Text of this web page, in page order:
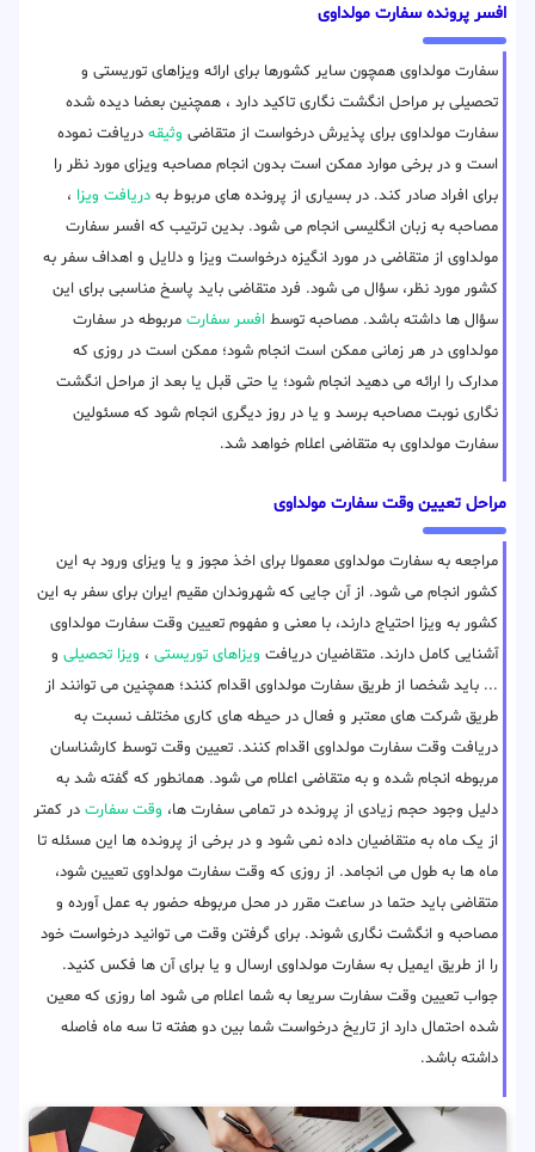
افسر پرونده سفارت مولداوی
سفارت مولداوی همچون سایر کشورها برای ارائه ویزاهای توریستی و
تحصیلی بر مراحل انگشت نگاری تاکید دارد ، همچنین بعضا دیده شده
سفارت مولداوی برای پذیرش درخواست از متقاضی وثیقه دریافت نموده
است و در برخی موارد ممکن است بدون انجام مصاحبه ویزای مورد نظر را
برای افراد صادر کند. در بسیاری از پرونده های مربوط به دریافت ویزا ،
مصاحبه به زبان انگلیسی انجام می شود. بدین ترتیب که افسر سفارت
مولداوی از متقاضی در مورد انگیزه درخواست ویزا و دلایل و اهداف سفر به
کشور مورد نظر، سؤال می شود. فرد متقاضی باید پاسخ مناسبی برای این
سؤال ها داشته باشد. مصاحبه توسط افسر سفارت مربوطه در سفارت
مولداوی در هر زمانی ممکن است انجام شود؛ ممکن است در روزی که
مدارک را ارائه می دهید انجام شود؛ یا حتی قبل یا بعد از مراحل انگشت
نگاری نوبت مصاحبه برسد و یا در روز دیگری انجام شود که مسئولین
سفارت مولداوی به متقاضی اعلام خواهد شد.
مراحل تعیین وقت سفارت مولداوی
مراجعه به سفارت مولداوی معمولا برای اخذ مجوز و یا ویزای ورود به این
کشور انجام می شود. از آن جایی که شهروندان مقیم ایران برای سفر به این
کشور به ویزا احتیاج دارند، با معنی و مفهوم تعیین وقت سفارت مولداوی
آشنایی کامل دارند. متقاضیان دریافت ویزاهای توریستی ، ویزا تحصیلی و
... باید شخصا از طریق سفارت مولداوی اقدام کنند؛ همچنین می توانند از
طریق شرکت های معتبر و فعال در حیطه های کاری مختلف نسبت به
دریافت وقت سفارت مولداوی اقدام کنند. تعیین وقت توسط کارشناسان
مربوطه انجام شده و به متقاضی اعلام می شود. همانطور که گفته شد به
دلیل وجود حجم زیادی از پرونده در تمامی سفارت ها، وقت سفارت در کمتر
از یک ماه به متقاضیان داده نمی شود و در برخی از پرونده ها این مسئله تا
ماه ها به طول می انجامد. از روزی که وقت سفارت مولداوی تعیین شود،
متقاضی باید حتما در ساعت مقرر در محل مربوطه حضور به عمل آورده و
مصاحبه و انگشت نگاری شوند. برای گرفتن وقت می توانید درخواست خود
را از طریق ایمیل به سفارت مولداوی ارسال و یا برای آن ها فکس کنید.
جواب تعیین وقت سفارت سریعا به شما اعلام می شود اما روزی که معین
شده احتمال دارد از تاریخ درخواست شما بین دو هفته تا سه ماه فاصله
داشته باشد.